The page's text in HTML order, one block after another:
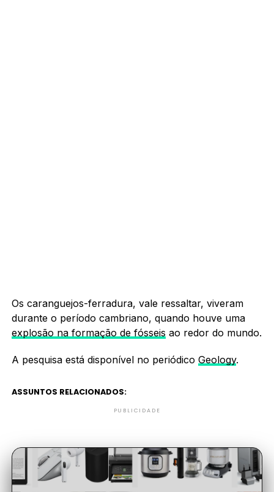
Os caranguejos-ferradura, vale ressaltar, viveram
durante o período cambriano, quando houve uma
explosão na formação de fósseis ao redor do mundo.
A pesquisa está disponível no periódico Geology.
ASSUNTOS RELACIONADOS:
PUBLICIDADE